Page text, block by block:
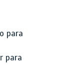
para
para